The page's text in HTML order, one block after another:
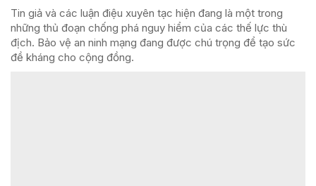
Tin giả và các luận điệu xuyên tạc hiện đang là một trong
những thủ đoạn chống phá nguy hiểm của các thế lực thù
địch. Bảo vệ an ninh mạng đang được chú trọng để tạo sức
đề kháng cho cộng đồng.